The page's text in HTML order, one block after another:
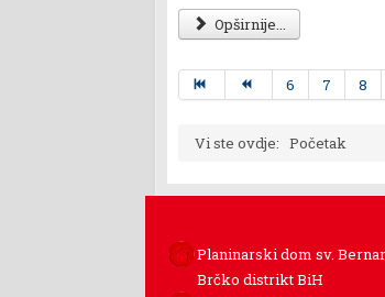
Opširnije...
6 7 8
Vi ste ovdje: Početak
Planinarski dom sv.
Brčko distrikt BiH